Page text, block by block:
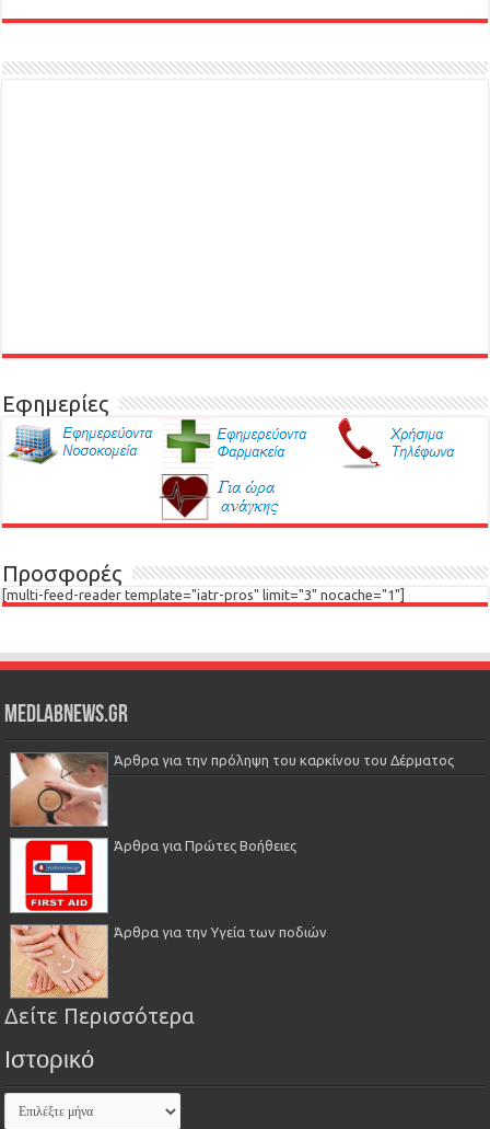
Εφημερίες
Προσφορές
[multi-feed-reader template="iatr-pros" limit="3" nocache="1"]
Medlabnews.gr
Άρθρα για την πρόληψη του καρκίνου του Δέρματος
Άρθρα για Πρώτες Βοήθειες
Άρθρα για την Υγεία των ποδιών
Δείτε Περισσότερα
Ιστορικό